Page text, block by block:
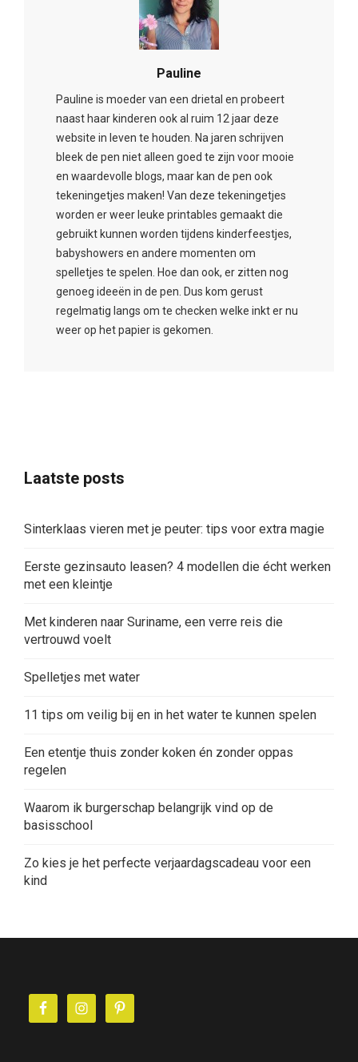
Pauline
Pauline is moeder van een drietal en probeert
naast haar kinderen ook al ruim 12 jaar deze
website in leven te houden. Na jaren schrijven
bleek de pen niet alleen goed te zijn voor mooie
en waardevolle blogs, maar kan de pen ook
tekeningetjes maken! Van deze tekeningetjes
worden er weer leuke printables gemaakt die
gebruikt kunnen worden tijdens kinderfeestjes,
babyshowers en andere momenten om
spelletjes te spelen. Hoe dan ook, er zitten nog
genoeg ideeën in de pen. Dus kom gerust
regelmatig langs om te checken welke inkt er nu
weer op het papier is gekomen.
Laatste posts
Sinterklaas vieren met je peuter: tips voor extra magie
Eerste gezinsauto leasen? 4 modellen die écht werken
met een kleintje
Met kinderen naar Suriname, een verre reis die
vertrouwd voelt
Spelletjes met water
11 tips om veilig bij en in het water te kunnen spelen
Een etentje thuis zonder koken én zonder oppas
regelen
Waarom ik burgerschap belangrijk vind op de
basisschool
Zo kies je het perfecte verjaardagscadeau voor een
kind